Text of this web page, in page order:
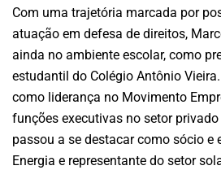
Com uma trajetória marcada por
atuação em defesa de direitos,
ainda no ambiente escolar, como
estudantil do Colégio Antônio
como liderança no Movimento
funções executivas no setor
passou a se destacar como sócio e
Energia e representante do setor